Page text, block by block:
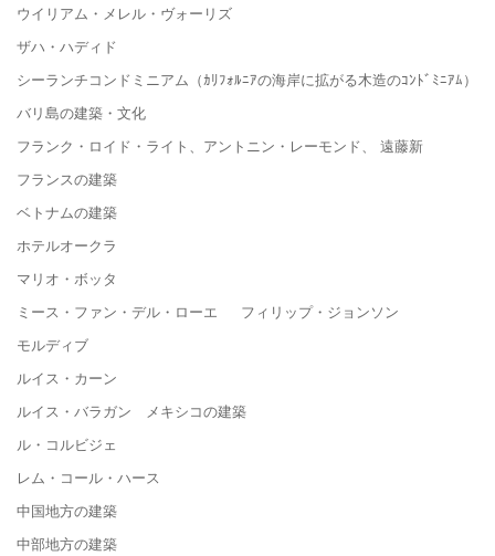
ウイリアム・メレル・ヴォーリズ
ザハ・ハディド
シーランチコンドミニアム（ｶﾘﾌｫﾙﾆｱの海岸に拡がる木造のｺﾝﾄﾞﾐﾆｱﾑ）
バリ島の建築・文化
フランク・ロイド・ライト、アントニン・レーモンド、 遠藤新
フランスの建築
ベトナムの建築
ホテルオークラ
マリオ・ボッタ
ミース・ファン・デル・ローエ フィリップ・ジョンソン
モルディブ
ルイス・カーン
ルイス・バラガン メキシコの建築
ル・コルビジェ
レム・コール・ハース
中国地方の建築
中部地方の建築